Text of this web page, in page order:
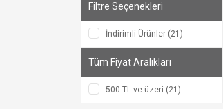
Filtre Seçenekleri
İndirimli Ürünler (21)
Tüm Fiyat Aralıkları
500 TL ve üzeri (21)